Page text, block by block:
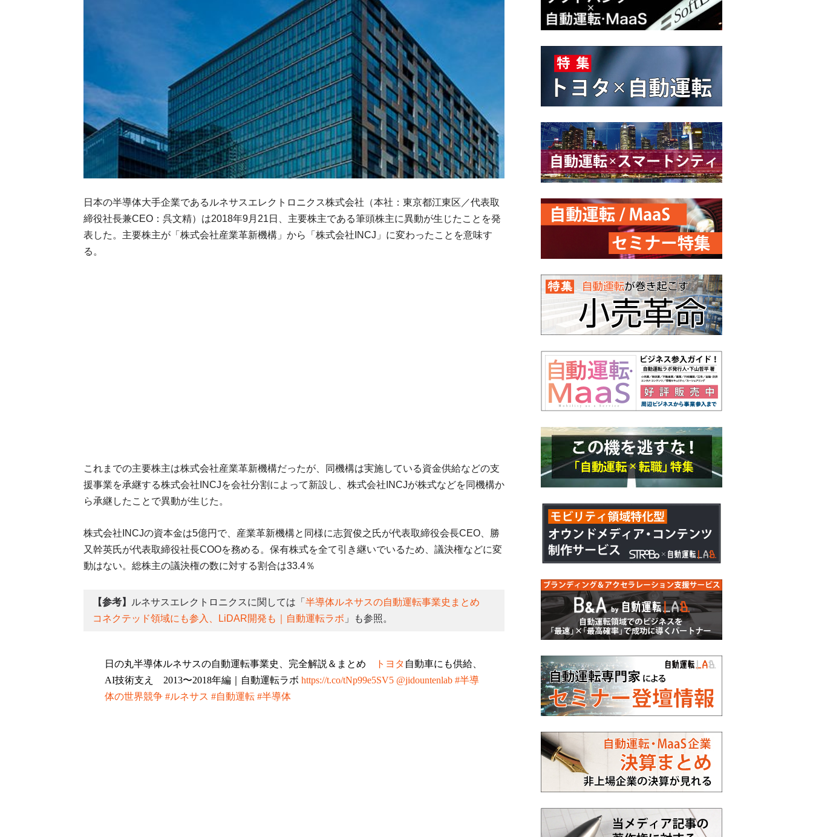
ボ
日本の半導体大手企業であるルネサスエレクトロニクス株式会社（本社：東京都江東区／代表取
締役社長兼CEO：呉文精）は2018年9月21日、主要株主である筆頭株主に異動が生じたことを発
表した。主要株主が「株式会社産業革新機構」から「株式会社INCJ」に変わったことを意味す
る。
これまでの主要株主は株式会社産業革新機構だったが、同機構は実施している資金供給などの支
援事業を承継する株式会社INCJを会社分割によって新設し、株式会社INCJが株式などを同機構か
ら承継したことで異動が生じた。
株式会社INCJの資本金は5億円で、産業革新機構と同様に志賀俊之氏が代表取締役会長CEO、勝
又幹英氏が代表取締役社長COOを務める。保有株式を全て引き継いでいるため、議決権などに変
動はない。総株主の議決権の数に対する割合は33.4％
【参考】 ルネサスエレクトロニクスに関しては「 半導体ルネサスの自動運転事業史まとめ
コネクテッド領域にも参入、LiDAR開発も｜自動運転ラボ 」も参照。
日の丸半導体ルネサスの自動運転事業史、完全解説＆まとめ トヨタ 自動車にも供給、
AI技術支え 2013〜2018年編｜自動運転ラボ https://t.co/tNp99e5SV5 @jidountenlab #半導
体の世界競争 #ルネサス #自動運転 #半導体